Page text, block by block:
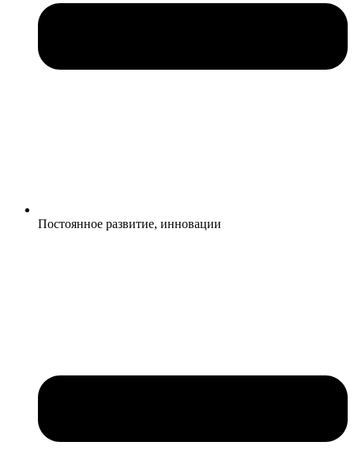
Постоянное развитие, инновации